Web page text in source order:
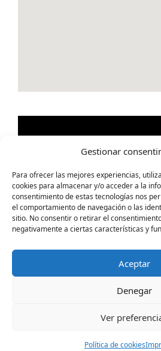
Gestionar
Para ofrecer las mejores experiencias,
cookies para almacenar y/o acceder a la
consentimiento de estas tecnologías nos
el comportamiento de navegación o las
sitio. No consentir o retirar el
negativamente a ciertas características y
Aceptar
Denegar
Ver
Política de cookies
reservados